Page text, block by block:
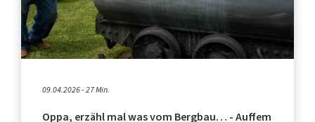
09.04.2026 - 27 Min.
Oppa, erzähl mal was vom Bergbau… - Auffem